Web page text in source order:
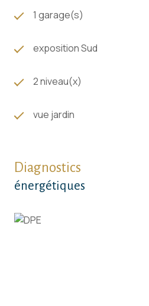
1 garage(s)
exposition Sud
2 niveau(x)
vue jardin
Diagnostics
énergétiques